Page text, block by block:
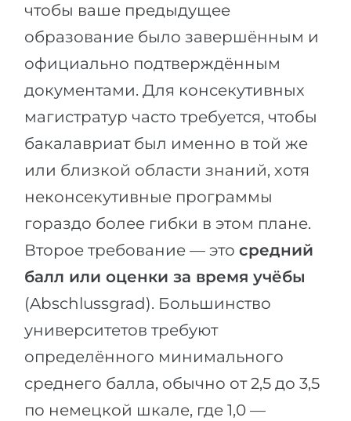
чтобы ваше предыдущее
образование было завершённым и
официально подтверждённым
документами. Для консекутивных
магистратур часто требуется, чтобы
бакалавриат был именно в той же
или близкой области знаний, хотя
неконсекутивные программы
гораздо более гибки в этом плане.
Второе требование — это средний
балл или оценки за время учёбы
(Abschlussgrad). Большинство
университетов требуют
определённого минимального
среднего балла, обычно от 2,5 до 3,5
по немецкой шкале, где 1,0 —